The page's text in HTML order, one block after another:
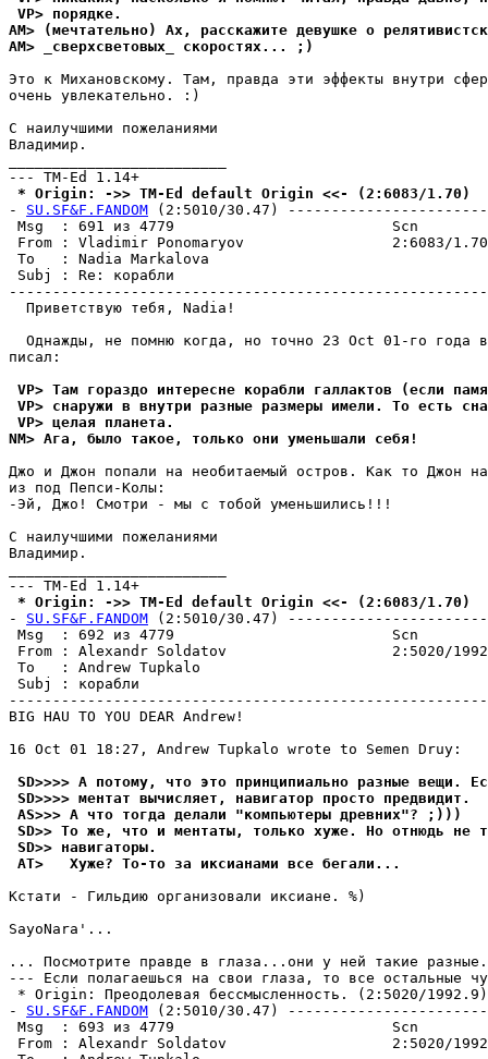
VP> порядке.
AM> (мечтательно) Ах, расскажите девушке о
AM> _сверхсветовых_ скоростях... ;)
Это к Михановскому. Там, правда эти эффекты внутри
очень увлекательно. :)
С наилучшими пожеланиями
Владимир.
* Origin: ->> TM-Ed default Origin <<- (2:6083/1.70)
- SU.SF&F.FANDOM (2:5010/30.47)
Msg  : 691 из 4779                         Scn
From : Vladimir Ponomaryov                 2:6083/
To   : Nadia Markalova
Subj : Re: корабли
  Приветствую тебя, Nadia!
Однажды, не помню когда, но точно 23 Oct 01-го года
писал:
VP> Там гораздо интересне корабли галлактов (если
VP> снаружи в внутри разные размеры имели. То есть
VP> целая планета.
NM> Ага, было такое, только они уменьшали себя!
Джо и Джон попали на необитаемый остров. Kак то Джон
из под Пепси-Kолы:
-Эй, Джо! Смотри - мы с тобой уменьшились!!!
С наилучшими пожеланиями
Владимир.
* Origin: ->> TM-Ed default Origin <<- (2:6083/1.70)
- SU.SF&F.FANDOM (2:5010/30.47)
Msg  : 692 из 4779                         Scn
From : Alexandr Soldatov                   2:5020/
To   : Andrew Tupkalo
Subj : корабли
BIG HAU TO YOU DEAR Andrew!
16 Oct 01 18:27, Andrew Tupkalo wrote to Semen Druy:
SD>>>> А потому, что это принципиально разные вещи.
SD>>>> ментат вычисляет, навигатор просто пpедвидит.
AS>>> А что тогда делали "компьютеры древних"? ;)))
SD>> То же, что и ментаты, только хуже. Но отнюдь не
SD>> навигатоpы.
AT>   Хуже? То-то за иксианами все бегали...
Кстати - Гильдию организовали иксиане. %)
SayoNara'...
... Посмотрите правде в глаза...они у ней такие
--- Если полагаешься на свои глаза, то все остальные
* Origin: Пpеодолевая бессмысленность. (2:5020/1992.9)
- SU.SF&F.FANDOM (2:5010/30.47)
Msg  : 693 из 4779                         Scn
From : Alexandr Soldatov                   2:5020/